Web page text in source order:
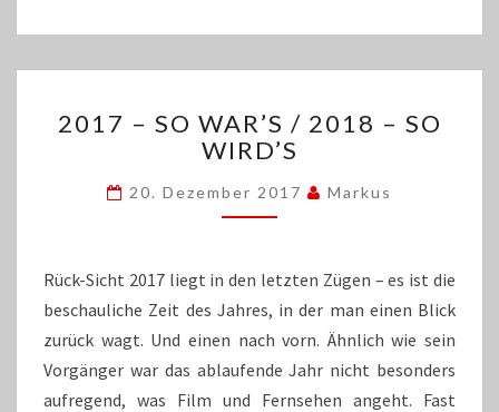
–
SO
/
2018
SO
2017 – SO WAR’S / 2018 – SO
WIRD’S
20. Dezember 2017 Markus
Rück-Sicht 2017 liegt in den letzten Zügen – es ist die
beschauliche Zeit des Jahres, in der man einen Blick
zurück wagt. Und einen nach vorn. Ähnlich wie sein
Vorgänger war das ablaufende Jahr nicht besonders
aufregend, was Film und Fernsehen angeht. Fast